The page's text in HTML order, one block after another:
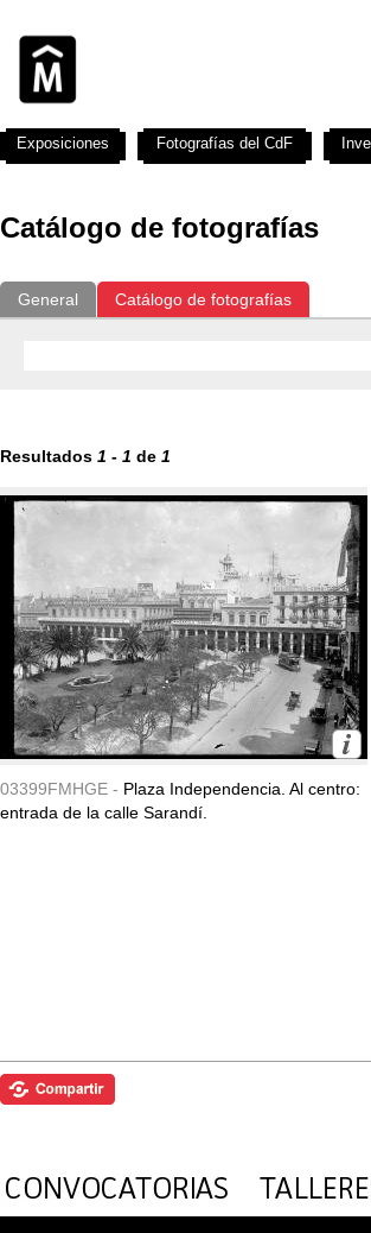
Catálogo de fotografías
General Catálogo de fotografías
Resultados 1 - 1 de 1
03399FMHGE - Plaza Independencia. Al centro:
entrada de la calle Sarandí.
Exposiciones Fotografías del CdF